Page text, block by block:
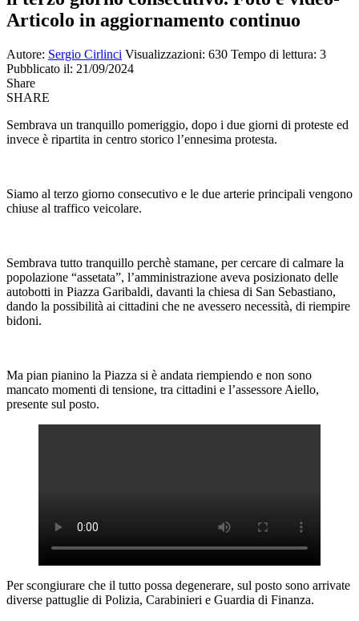
Articolo in aggiornamento continuo
Autore: Sergio Cirlinci Visualizzazioni: 630 Tempo di lettura: 3
Pubblicato il: 21/09/2024
Share
SHARE
Sembrava un tranquillo pomeriggio, dopo i due giorni di proteste ed
invece è ripartita in centro storico l’ennesima protesta.
Siamo al terzo giorno consecutivo e le due arterie principali vengono
chiuse al traffico veicolare.
Sembrava tutto tranquillo perchè stamane, per cercare di calmare la
popolazione “assetata”, l’amministrazione aveva posizionato delle
autobotti in Piazza Garibaldi, davanti la chiesa di San Sebastiano,
dando la possibilità ai cittadini che ne avessero necessità, di riempire
bidoni.
Ma pian pianino la Piazza si è andata riempiendo e non sono
mancato momenti di tensione, tra cittadini e l’assessore Aiello,
presente sul posto.
Per scongiurare che il tutto possa degenerare, sul posto sono arrivate
diverse pattuglie di Polizia, Carabinieri e Guardia di Finanza.